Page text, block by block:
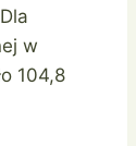
w
104,8